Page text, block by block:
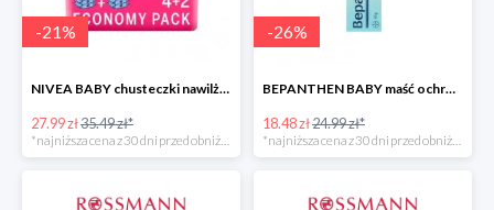
-21%
NIVEA BABY chusteczki nawilżane
27.99 zł35.49 zł*
*najniższa cena z 30 dni przed obniżką
-26%
BEPANTHEN BABY maść ochronna
18.48 zł24.99 zł*
*najniższa cena z 30 dni przed obniżką